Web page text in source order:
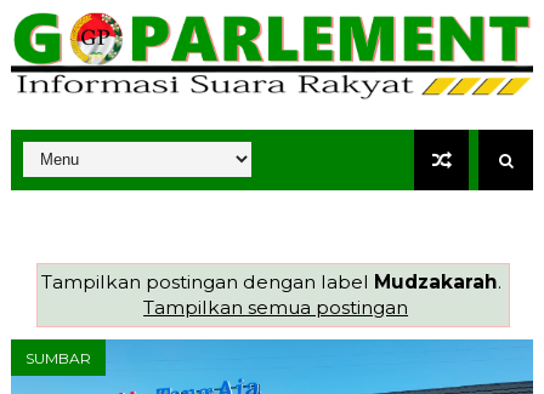
Tampilkan postingan dengan label Mudzakarah.
Tampilkan semua postingan
SUMBAR